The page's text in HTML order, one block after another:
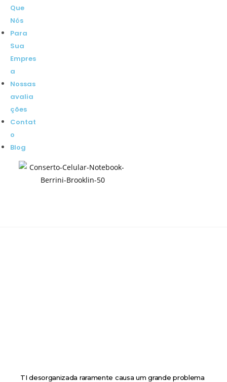
Que
Nós
Para
Sua
Empres
a
Nossas
avalia
ções
Contat
o
Blog
TI desorganizada raramente causa um grande problema